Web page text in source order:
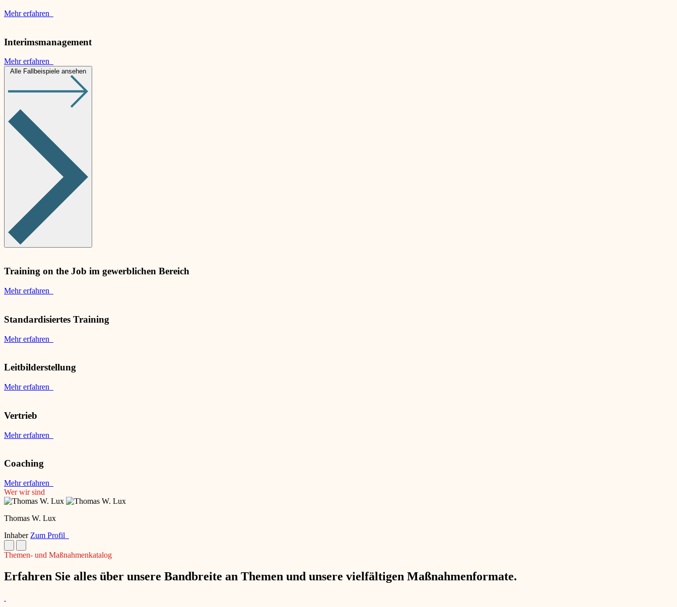
Mehr erfahren
Interimsmanagement
Mehr erfahren
Alle Fallbeispiele ansehen
Training on the Job im gewerblichen Bereich
Mehr erfahren
Standardisiertes Training
Mehr erfahren
Leitbilderstellung
Mehr erfahren
Vertrieb
Mehr erfahren
Coaching
Mehr erfahren
Wer wir sind
Thomas W. Lux
Inhaber Zum Profil
Themen- und Maßnahmenkatalog
Erfahren Sie alles über unsere Bandbreite an Themen und unsere vielfältigen Maßnahmenformate.